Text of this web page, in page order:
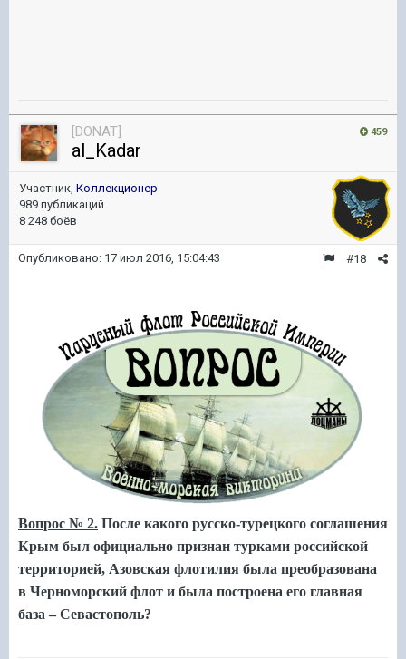
459
[DONAT]
al_Kadar
Участник, Коллекционер
989 публикаций
8 248 боёв
#18
Опубликовано: 17 июл 2016, 15:04:43
Вопрос № 2. После какого русско-турецкого соглашения
Крым был официально признан турками российской
территорией, Азовская флотилия была преобразована
в Черноморский флот и была построена его главная
база – Севастополь?